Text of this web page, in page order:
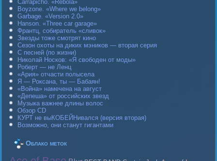
Carraрicho. «Rebola»
Boyzone. «Where we belong»
Garbage. «Version 2.0»
Hanson. «Three car garage»
Франтц, собиратель «сливок»
Звезды тоже смотрят кино
Сезон охоты на диких мэников — вторая серия
С песней (по жизни)
Николай Носков: «Я свободен от моды»
Роберт — не Ленц
«Ария» отчасти полысела
Я — Роксана, ты — Бабаян!
«Война» намечена на август
«Депеша» от российских звезд
Музыка важнее длины волос
Обзор CD
КУРТ не выКОБЕЙНивался (версия вторая)
Возможно, они станут гигантами
Облако меток